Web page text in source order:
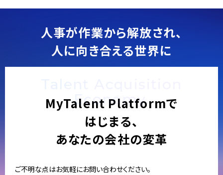
人事が作業から解放され、
人に向き合える世界に
Economy.
MyTalent Platformで
はじまる、
あなたの会社の変革
ご不明な点はお気軽にお問い合わせください。